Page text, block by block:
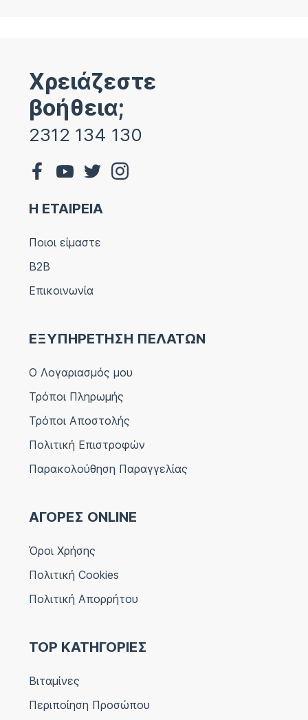
Χρειάζεστε
βοήθεια;
2312 134 130
Η ΕΤΑΙΡΕΙΑ
Ποιοι είμαστε
B2B
Επικοινωνία
ΕΞΥΠΗΡΕΤΗΣΗ ΠΕΛΑΤΩΝ
Ο Λογαριασμός μου
Τρόποι Πληρωμής
Τρόποι Αποστολής
Πολιτική Επιστροφών
Παρακολούθηση Παραγγελίας
ΑΓΟΡΕΣ ONLINE
Όροι Χρήσης
Πολιτική Cookies
Πολιτική Απορρήτου
TOP ΚΑΤΗΓΟΡΙΕΣ
Βιταμίνες
Περιποίηση Προσώπου